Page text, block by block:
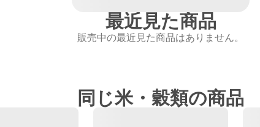
最近見た商品
販売中の最近見た商品はありません。
同じ米・穀類の商品